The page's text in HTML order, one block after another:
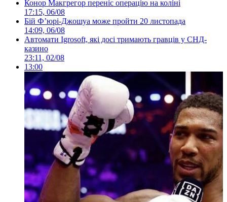
Конор Макгрегор переніс операцію на коліні
17:15, 06/08
Бій Ф’юрі-Джошуа може пройти 20 листопада
14:09, 06/08
Автомати Igrosoft, які досі тримають гравців у СНД-
казино
23:11, 02/08
13:00